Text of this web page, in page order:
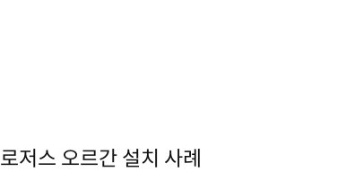
로저스 오르간 설치 사례